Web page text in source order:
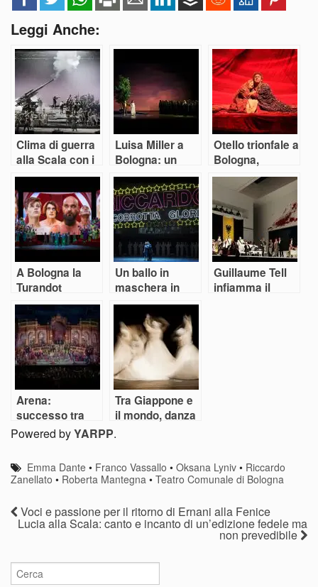
Leggi Anche:
Clima di guerra
alla Scala con i
Vespri siciliani
Luisa Miller a
Bologna: un
trionfo non
annunciato
Otello trionfale a
Bologna,
complici le voci
e la regia di
Lavia
A Bologna la
Turandot
virtuale non
convince ma i
cantanti sì
Un ballo in
maschera in
chiave
elettorale: a
Bologna vince
la musica
Guillaume Tell
infiamma il
Arena:
successo tra
sfarzo e
minimalismo
pensando a
Zeffirelli
Tra Giappone e
il mondo, danza
Powered byYARPP.
Emma Dante • Franco Vassallo •Oksana Lyniv • Riccardo
Zanellato • Roberta Mantegna • Teatro Comunale di Bologna
Voci e passione per il ritorno di Ernani alla Fenice
Lucia alla Scala: canto e incanto di un’edizione fedele ma
non prevedibile